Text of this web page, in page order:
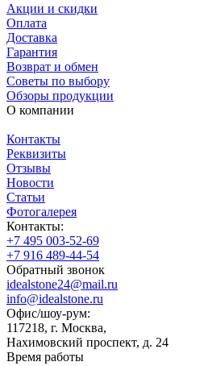
Акции и скидки
Оплата
Доставка
Гарантия
Возврат и обмен
Советы по выбору
Обзоры продукции
О компании
Контакты
Реквизиты
Отзывы
Новости
Статьи
Фотогалерея
Контакты:
+7 495 003-52-69
+7 916 489-44-54
Обратный звонок
idealstone24@mail.ru
info@idealstone.ru
Офис/шоу-рум:
117218, г. Москва,
Нахимовский проспект, д. 24
Время работы